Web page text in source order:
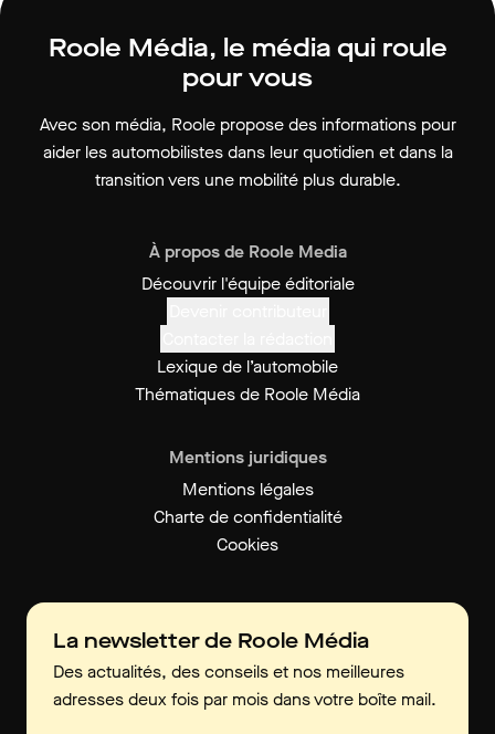
Roole Média, le média qui roule
pour vous
Avec son média, Roole propose des informations pour
aider les automobilistes dans leur quotidien et dans la
transition vers une mobilité plus durable.
À propos de Roole Media
Découvrir l'équipe éditoriale
Lexique de l’automobile
Thématiques de Roole Média
Mentions juridiques
Mentions légales
Charte de confidentialité
Cookies
La newsletter de Roole Média
Des actualités, des conseils et nos meilleures
adresses deux fois par mois dans votre boîte mail.